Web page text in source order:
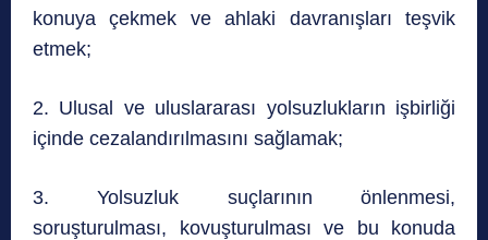
konuya çekmek ve ahlaki davranışları teşvik
etmek;
2. Ulusal ve uluslararası yolsuzlukların işbirliği
içinde cezalandırılmasını sağlamak;
3. Yolsuzluk suçlarının önlenmesi,
soruşturulması, kovuşturulması ve bu konuda